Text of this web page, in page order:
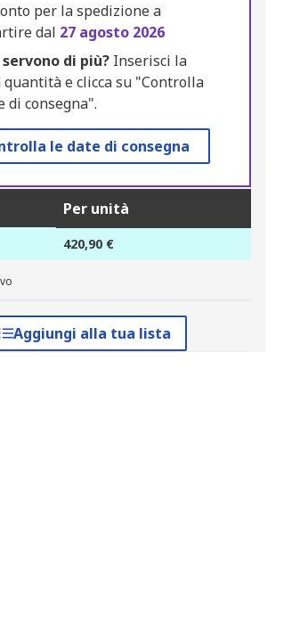
per la spedizione a
dal 27 agosto 2026
servono di più?Inserisci la
quantità e clicca su "Controlla
di consegna".
le date di consegna
Per unità
420,90 €
Aggiungi alla tua lista